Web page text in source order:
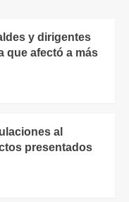
y dirigentes
que afectó a más
al
presentados